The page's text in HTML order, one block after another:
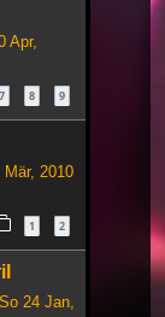
Apr,
7 8 9
Mär, 2010
1 2
So 24 Jan,